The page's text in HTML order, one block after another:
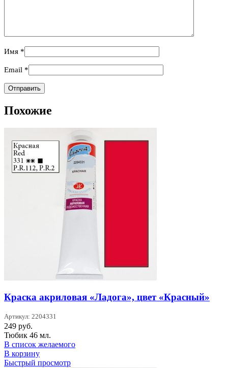
Имя *
Email *
Похожие
Краска акриловая «Ладога», цвет «Красный»
Артикул: 2204331
249 руб.
Тюбик 46 мл.
В список желаемого
В корзину
Быстрый просмотр